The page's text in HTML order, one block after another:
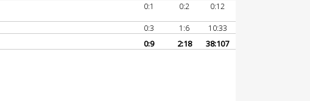
0:1 0:2
0:12
0:3 1:6
10:33
0:9 2:18 38:107